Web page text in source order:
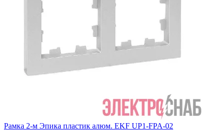
Рамка 2-м Эпика пластик алюм. EKF UP1-FPA-02